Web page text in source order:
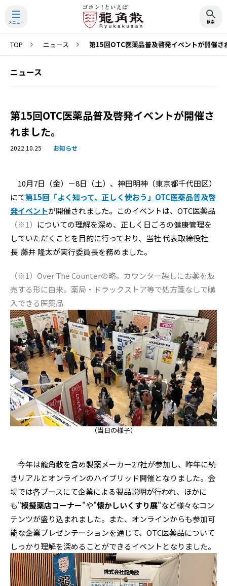
検索
TOP ニュース 第15回OTC医薬品普及啓発イベントが開催さ
ニュース
第15回OTC医薬品普及啓発イベントが開催さ
れました。
2022.10.25 お知らせ
10月7日（金）－8日（土）、神田明神（東京都千代田区）
にて第15回「よく知って、正しく使おう」OTC医薬品普及啓
発イベントが開催されました。このイベントは、OTC医薬品
（※1） についての理解を深め、正しく日ごろの健康管理を
していただくことを目的に行っており、当社 代表取締役社
長 藤井 隆太が実行委員長を務めました。
（※1）Over The Counterの略。カウンター越しにお薬を販
売する形に由来。薬局・ドラックストア等で処方箋なしで購
入できる医薬品
（当日の様子）
今年は龍角散を含め製薬メーカー27社が参加し、昨年に続
きリアルとオンラインのハイブリッド開催となりました。会
場では各ブースにて企業による製品説明が行われ、ほかに
も"模擬薬店コーナー"や"懐かしいくすり展"など様々なコン
テンツが盛り込まれました。また、オンラインからも参加可
能な企業プレゼンテーションを通じて、OTC医薬品について
しっかり理解を深めることができるイベントとなりました。